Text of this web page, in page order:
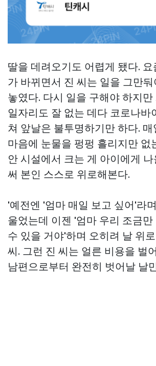
딸을 데려오기도 어렵게 됐다.
가 바뀌면서 진 씨는 일을 그만둬
놓였다. 다시 일을 구해야 하지
일자리도 잘 없는 데다 코로나바
쳐 앞날은 불투명하기만 하다. 매
마음에 눈물을 펑펑 흘리지만 없
안 시설에서 크는 게 아이에게
써 본인 스스로 위로해본다.
'예전엔 '엄마 매일 보고 싶어'라
울었는데 이젠 '엄마 우리 조금만
수 있을 거야'하며 오히려 날 위
씨. 그런 진 씨는 얼른 비용을 벌
남편으로부터 완전히 벗어날 날